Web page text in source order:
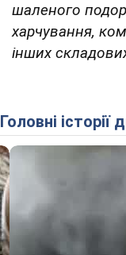
шаленого
харчування,
інших
Головні історії